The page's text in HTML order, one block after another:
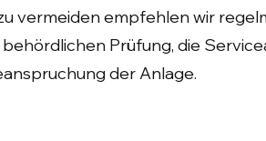
vermeiden empfehlen wir
Prüfung, die
der Anlage.